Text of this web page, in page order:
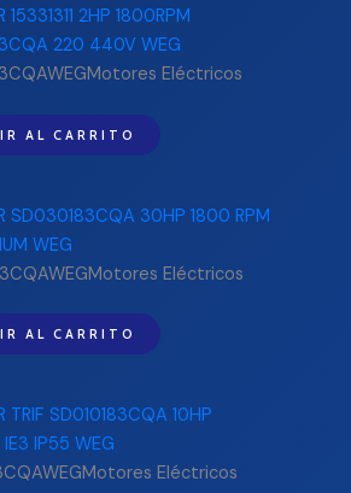
Eléctricos
AL CARRITO
Eléctricos
AL CARRITO
Eléctricos